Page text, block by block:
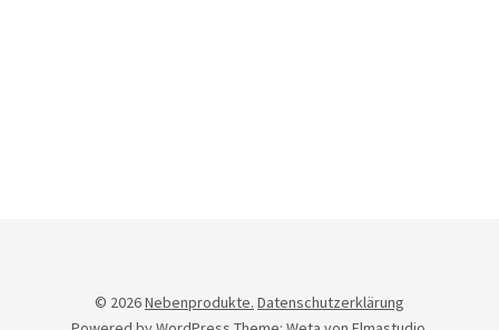
© 2026Nebenprodukte. Datenschutzerklärung